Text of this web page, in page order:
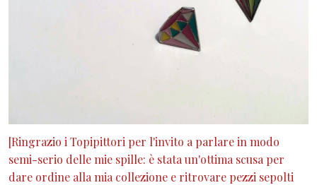
[Ringrazio i Topipittori per l'invito a parlare in modo
semi-serio delle mie spille: è stata un'ottima scusa per
dare ordine alla mia collezione e ritrovare pezzi sepolti